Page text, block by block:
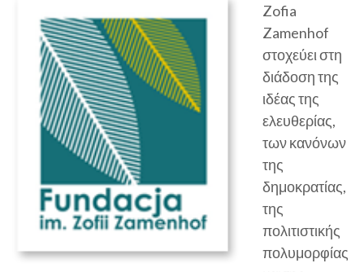
Zofia
Zamenhof
στοχεύει στη
διάδοση της
ιδέας της
ελευθερίας,
των κανόνων
της
δημοκρατίας,
της
πολιτιστικής
πολυμορφίας